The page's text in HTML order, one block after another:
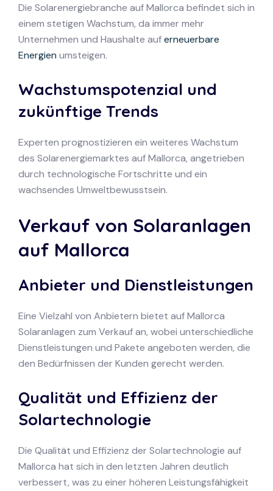
Die Solarenergiebranche auf Mallorca befindet sich in
einem stetigen Wachstum, da immer mehr
Unternehmen und Haushalte auferneuerbare
Energien umsteigen.
Wachstumspotenzial und
zukünftige Trends
Experten prognostizieren ein weiteres Wachstum
des Solarenergiemarktes auf Mallorca, angetrieben
durch technologische Fortschritte und ein
wachsendes Umweltbewusstsein.
Verkauf von Solaranlagen
auf Mallorca
Anbieter und Dienstleistungen
Eine Vielzahl von Anbietern bietet auf Mallorca
Solaranlagen zum Verkauf an, wobei unterschiedliche
Dienstleistungen und Pakete angeboten werden, die
den Bedürfnissen der Kunden gerecht werden.
Qualität und Effizienz der
Solartechnologie
Die Qualität und Effizienz der Solartechnologie auf
Mallorca hat sich in den letzten Jahren deutlich
verbessert, was zu einer höheren Leistungsfähigkeit